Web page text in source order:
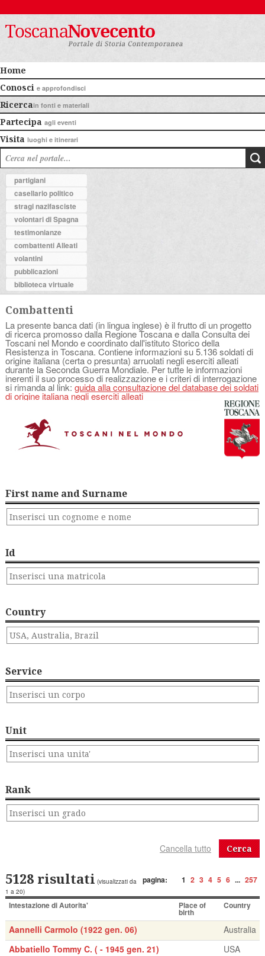
Home
Conosci e approfondisci
Ricercain fonti e materiali
Partecipa agli eventi
Visita luoghi e itinerari
partigiani
casellario politico
stragi nazifasciste
volontari di Spagna
testimonianze
combattenti Alleati
volantini
pubblicazioni
biblioteca virtuale
Combattenti
La presente banca dati (in lingua inglese) è il frutto di un progetto
di ricerca promosso dalla Regione Toscana e dalla Consulta dei
Toscani nel Mondo e coordinato dall'istituto Storico della
Resistenza in Toscana. Contiene informazioni su 5.136 soldati di
origine italiana (certa o presunta) arruolati negli eserciti alleati
durante la Seconda Guerra Mondiale. Per tutte le informazioni
inerenti il suo processo di realizzazione e i criteri di interrogazione
si rimanda al link: guida alla consultazione del database dei soldati
di origine italiana negli eserciti alleati
First name and Surname
Id
Country
Service
Unit
Rank
Cerca
pagina: 1 2 3 4 5 6 ... 257
5128 risultati (visualizzati da
1 a 20)
Intestazione di Autorita' Place of
birth
Country
Aannelli Carmolo (1922 gen. 06)
Australia
Abbatiello Tommy C. ( - 1945 gen. 21)
USA